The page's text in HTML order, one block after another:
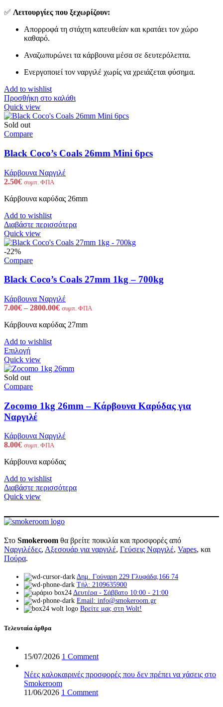
✅ Λειτουργίες που ξεχωρίζουν:
Απορροφά τη στάχτη κατευθείαν και κρατάει τον χώρο
καθαρό.
Αναζωπυρώνει τα κάρβουνα μέσα σε δευτερόλεπτα.
Ενεργοποιεί τον ναργιλέ χωρίς να χρειάζεται φύσημα.
Add to wishlist
Προσθήκη στο καλάθι
Quick view
Sold out
Compare
Black Coco’s Coals 26mm Mini 6pcs
Κάρβουνα Ναργιλέ
2.50€ συμπ. ΦΠΑ
Κάρβουνα καρύδας 26mm
Add to wishlist
Διαβάστε περισσότερα
Quick view
-22%
Compare
Black Coco’s Coals 27mm 1kg – 700kg
Κάρβουνα Ναργιλέ
7.00€ – 2800.00€Price
7.00€
συμπ. ΦΠΑ
Κάρβουνα καρύδας 27mm
Add to wishlist
ΕπιλογήΑυτό
το
προϊόν
έχει
πολλαπλές
Οι
επιλογές
μπορούν
επιλεγούν
στη
του
προϊόντος
Quick view
Sold out
Compare
Zocomo 1kg 26mm – Κάρβουνα Καρύδας για
Ναργιλέ
Κάρβουνα Ναργιλέ
8.00€ συμπ. ΦΠΑ
Κάρβουνα καρύδας
Add to wishlist
Διαβάστε περισσότερα
Quick view
Στο Smokeroom θα βρείτε ποικιλία και προσφορές από
Ναργιλέδες, Αξεσουάρ για ναργιλέ, Γεύσεις Ναργιλέ, Vapes, και
Πούρα.
Δημ. Γούναρη 229 Γλυφάδα,166 74
Τήλ: 2109635900
Δευτέρα - Σάββατο 10:00 - 21:00
Email: info@smokeroom.gr
Βρείτε μας στη Wolt!
Τελευταία άρθρα
15/07/2026 1 Comment
Νέες καλοκαιρινές προσφορές που δεν πρέπει να χάσεις στο
Smokeroom
11/06/2026 1 Comment